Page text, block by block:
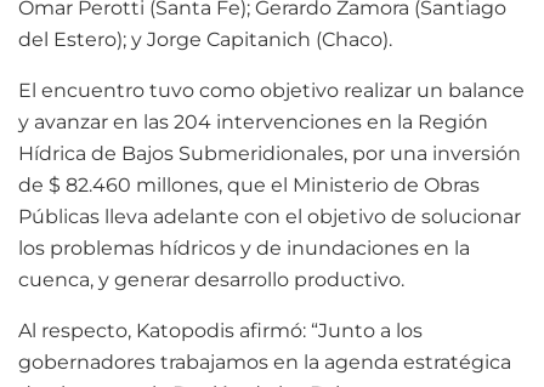
Omar Perotti (Santa Fe); Gerardo Zamora (Santiago
del Estero); y Jorge Capitanich (Chaco).
El encuentro tuvo como objetivo realizar un balance
y avanzar en las 204 intervenciones en la Región
Hídrica de Bajos Submeridionales, por una inversión
de $ 82.460 millones, que el Ministerio de Obras
Públicas lleva adelante con el objetivo de solucionar
los problemas hídricos y de inundaciones en la
cuenca, y generar desarrollo productivo.
Al respecto, Katopodis afirmó: “Junto a los
gobernadores trabajamos en la agenda estratégica